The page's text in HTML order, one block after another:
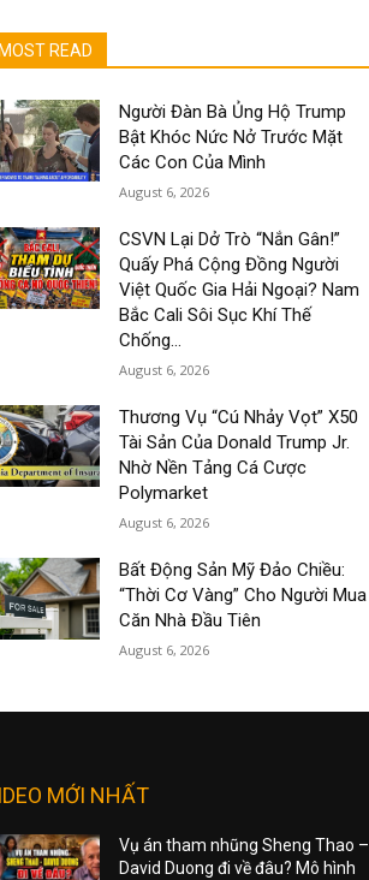
MOST READ
Người Đàn Bà Ủng Hộ Trump
Bật Khóc Nức Nở Trước Mặt
Các Con Của Mình
August 6, 2026
CSVN Lại Dở Trò “Nắn Gân!”
Quấy Phá Cộng Đồng Người
Việt Quốc Gia Hải Ngoại? Nam
Bắc Cali Sôi Sục Khí Thế
Chống...
August 6, 2026
Thương Vụ “Cú Nhảy Vọt” X50
Tài Sản Của Donald Trump Jr.
Nhờ Nền Tảng Cá Cược
Polymarket
August 6, 2026
Bất Động Sản Mỹ Đảo Chiều:
“Thời Cơ Vàng” Cho Người Mua
Căn Nhà Đầu Tiên
August 6, 2026
MỚI NHẤT
Vụ án tham nhũng Sheng Thao –
David Duong đi về đâu? Mô hình